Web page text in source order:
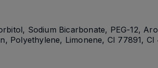
Sodium Bicarbonate, PEG-12,
Polyethylene, Limonene, CI 77891, CI